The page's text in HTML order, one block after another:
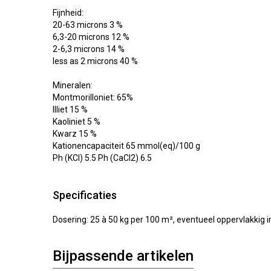
Fijnheid:
20-63 microns 3 %
6,3-20 microns 12 %
2-6,3 microns 14 %
less as 2 microns 40 %
Mineralen:
Montmorilloniet: 65%
Illiet 15 %
Kaoliniet 5 %
Kwarz 15 %
Kationencapaciteit 65 mmol(eq)/100 g
Ph (KCl) 5.5 Ph (CaCl2) 6.5
Specificaties
Dosering: 25 à 50 kg per 100 m², eventueel oppervlakkig
Bijpassende artikelen